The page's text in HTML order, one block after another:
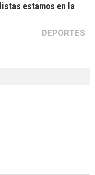
estamos en la
DEPORTES